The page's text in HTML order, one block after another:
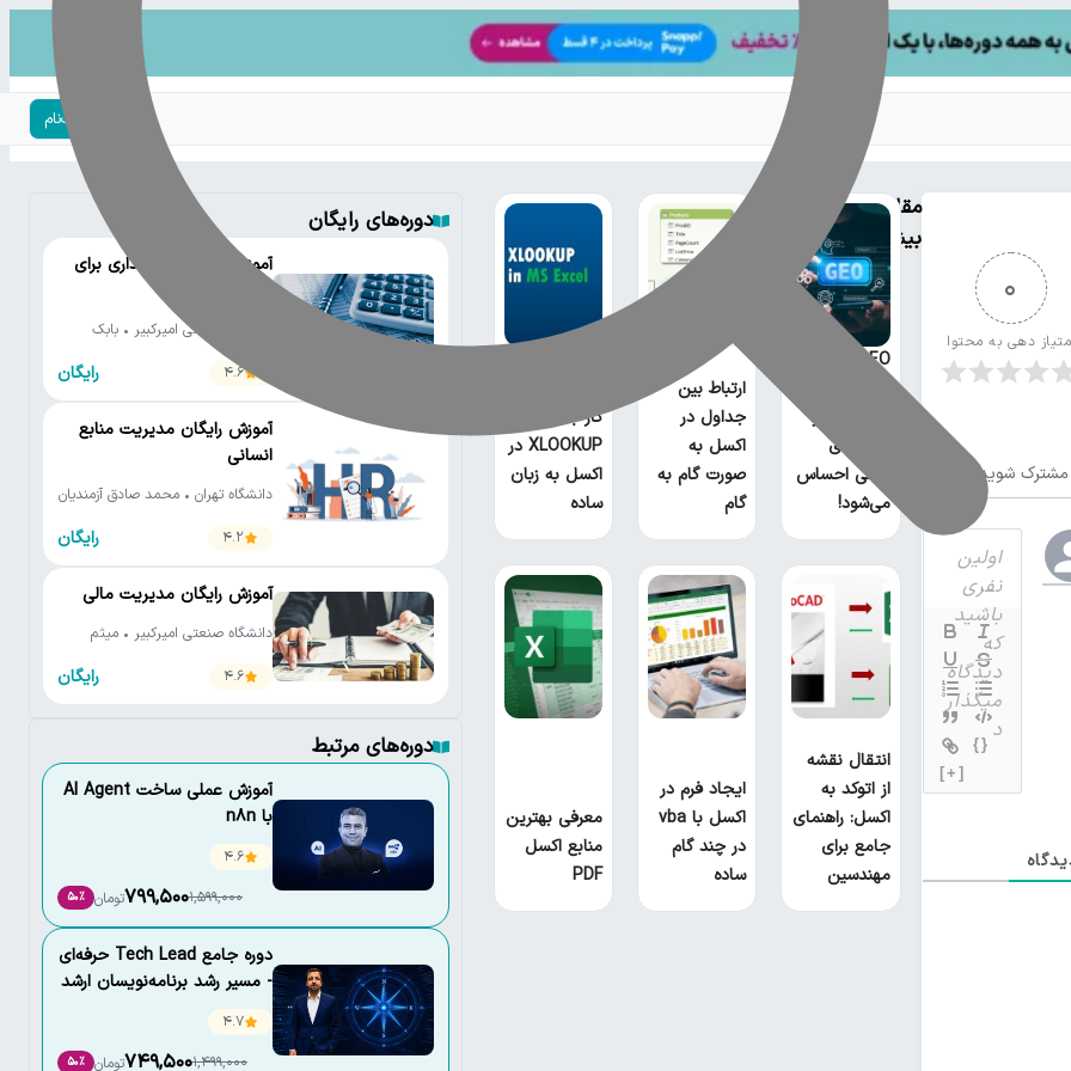
ورود | ثبت‌نام
0
دهی به محتوا
مشترک شوید
{}
[+]
مقالات
بیشتر
گوش سئو و
روش‌های
سنتی احساس
می‌شود!
ارتباط بین
جداول در
اکسل به
صورت گام به
گام
کار با تابع
XLOOKUP در
اکسل به زبان
ساده
انتقال نقشه
از اتوکد به
اکسل: راهنمای
جامع برای
مهندسین
ایجاد فرم در
اکسل با vba
در چند گام
ساده
معرفی بهترین
منابع اکسل
PDF
دوره‌های رایگان
آموزش رایگان حسابداری برای
دانشگاه صنعتی امیرکبیر • بابک
صادق زاده
4.6
رایگان
آموزش رایگان مدیریت منابع
انسانی
دانشگاه تهران • محمد صادق آزمندیان
4.2
رایگان
آموزش رایگان مدیریت مالی
دانشگاه صنعتی امیرکبیر • میثم
4.6
رایگان
دوره‌های مرتبط
آموزش عملی ساخت AI Agent
با n8n
4.6
1,599,000
799,500تومان 50٪
دوره جامع Tech Lead حرفه‌ای
- مسیر رشد برنامه‌نویسان ارشد
4.7
1,499,000
749,500تومان 50٪